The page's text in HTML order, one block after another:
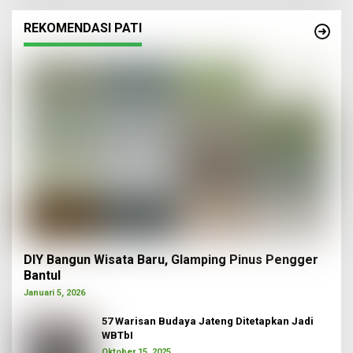
REKOMENDASI PATI
DIY Bangun Wisata Baru, Glamping Pinus Pengger
Bantul
Januari 5, 2026
57 Warisan Budaya Jateng Ditetapkan Jadi
WBTbI